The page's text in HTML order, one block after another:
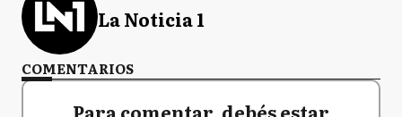
La Noticia 1
COMENTARIOS
Para comentar, debés estar